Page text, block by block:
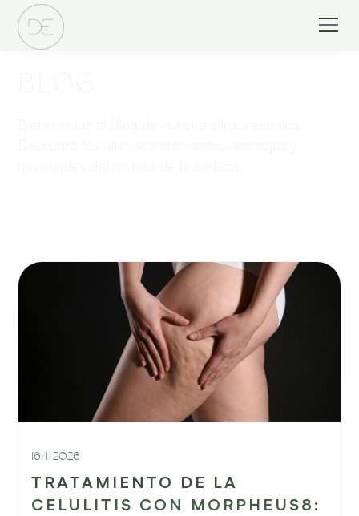
16/1/2026
TRATAMIENTO DE LA
CELULITIS CON MORPHEUS8: